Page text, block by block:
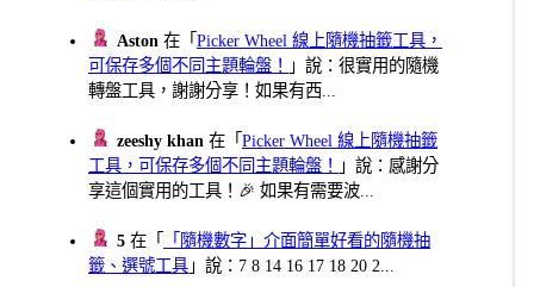
Aston 在「Picker Wheel 線上隨機抽籤工具，
可保存多個不同主題輪盤！
」說：很實用的隨機
轉盤工具，謝謝分享！如果有西...
zeeshy khan 在「Picker Wheel 線上隨機抽籤
工具，可保存多個不同主題輪盤！
」說：感謝分
享這個實用的工具！🎉 如果有需要波...
5 在「
「隨機數字」介面簡單好看的隨機抽
籤、選號工具 」說：7 8 14 16 17 18 20 2...